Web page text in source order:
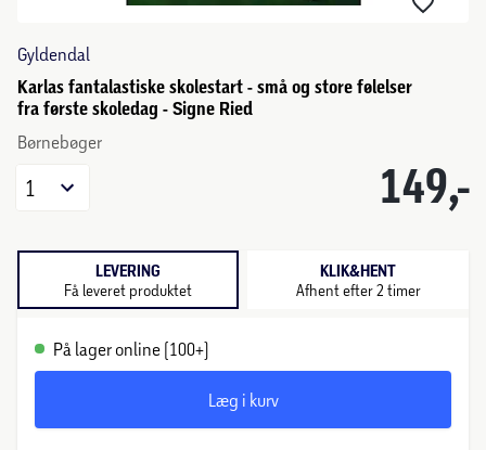
Gyldendal
Karlas fantalastiske skolestart - små og store følelser
fra første skoledag - Signe Ried
Børnebøger
149,-
1
LEVERING
Få leveret produktet
KLIK&HENT
Afhent efter 2 timer
På lager online (100+)
Læg i kurv